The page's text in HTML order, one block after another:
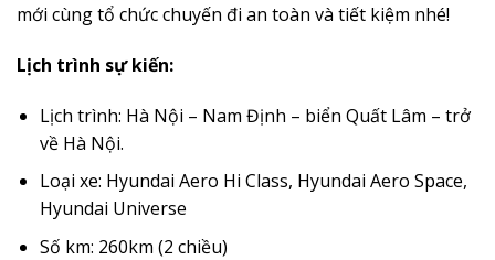
mới cùng tổ chức chuyến đi an toàn và tiết kiệm nhé!
Lịch trình sự kiến:
Lịch trình: Hà Nội – Nam Định – biển Quất Lâm – trở
về Hà Nội.
Loại xe: Hyundai Aero Hi Class, Hyundai Aero Space,
Hyundai Universe
Số km: 260km (2 chiều)